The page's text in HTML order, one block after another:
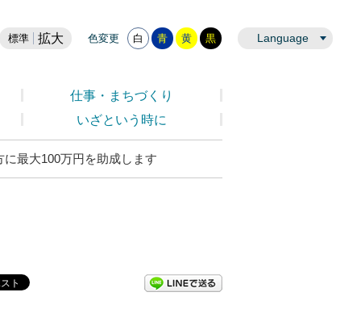
標準 拡大 色変更 白 青 黄 黒 Language
仕事・まちづくり
いざという時に
最大100万円を助成します